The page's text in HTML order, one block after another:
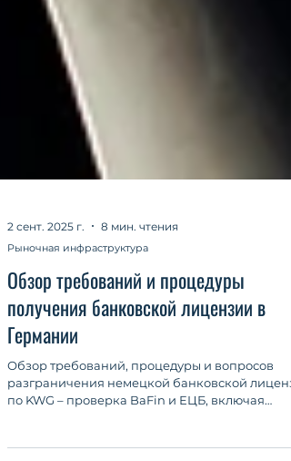
2 сент. 2025 г. 8 мин. чтения
Рыночная инфраструктура
Обзор требований и процедуры
получения банковской лицензии в
Обзор требований, процедуры и вопросов